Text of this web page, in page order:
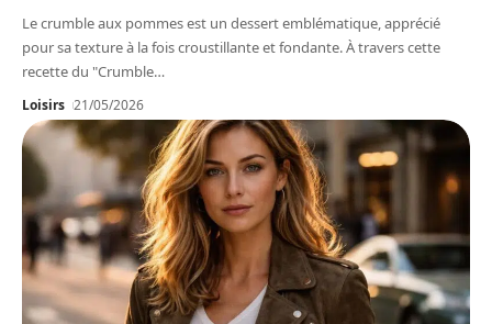
Le crumble aux pommes est un dessert emblématique, apprécié
pour sa texture à la fois croustillante et fondante. À travers cette
recette du "Crumble…
Loisirs 21/05/2026